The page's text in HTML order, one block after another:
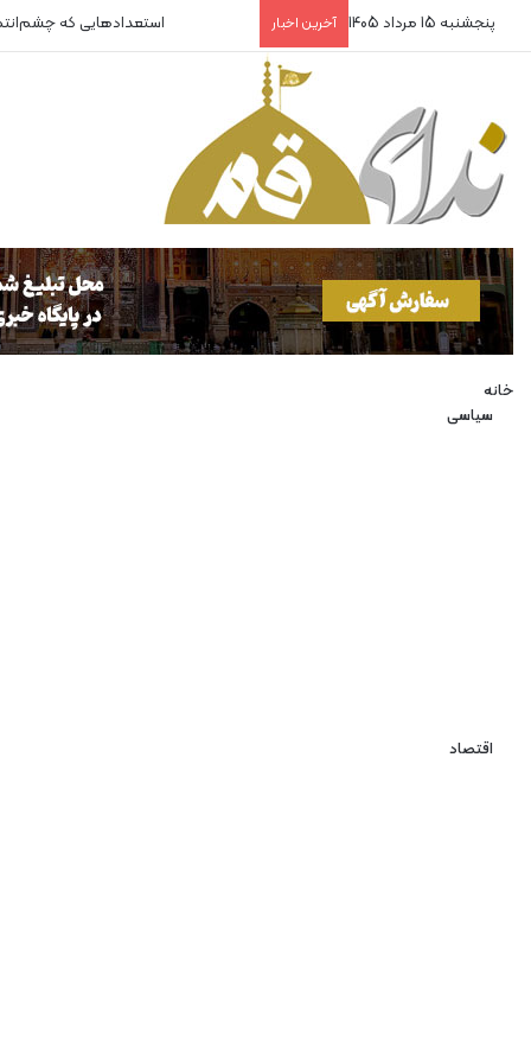
پنجشنبه 15 مرداد 1405 آخرین اخبار استعدادهایی که
خانه
سیاسی
اقتصاد